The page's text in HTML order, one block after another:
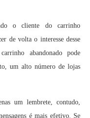
o cliente do carrinho
de volta o interesse desse
abandonado pode
um alto número de lojas
um lembrete, contudo,
é mais efetivo. Se